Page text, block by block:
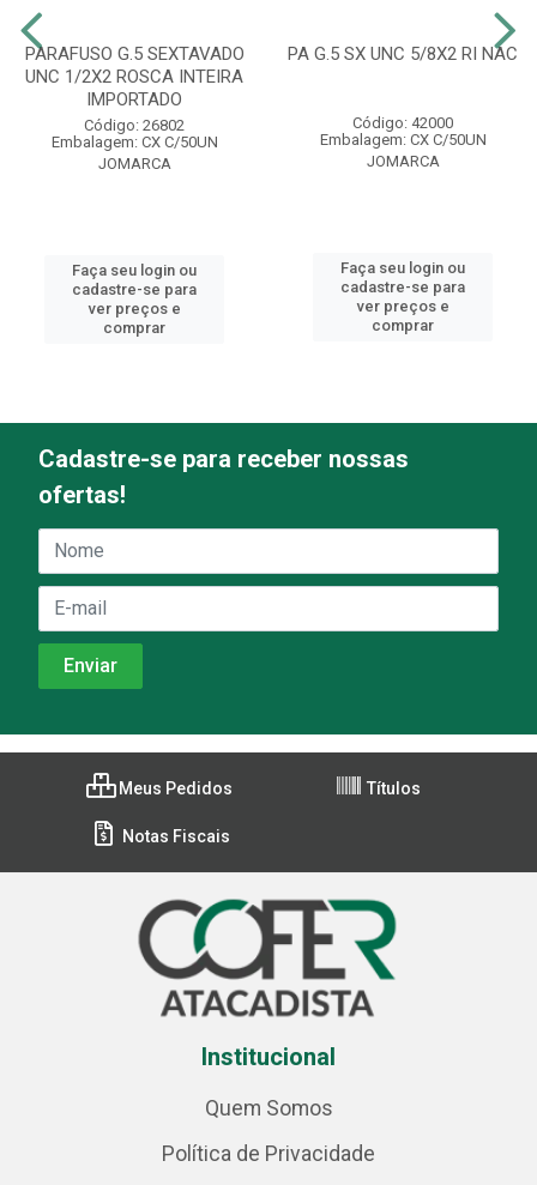
PARAFUSO G.5 SEXTAVADO
UNC 1/2X2 ROSCA INTEIRA
IMPORTADO
Código: 26802
Embalagem: CX C/50UN
JOMARCA
Faça seu login ou
cadastre-se para
ver preços e
comprar
PA G.5 SX UNC 5/8X2 RI NAC
Código: 42000
Embalagem: CX C/50UN
JOMARCA
Faça seu login ou
cadastre-se para
ver preços e
comprar
Cadastre-se para receber nossas
ofertas!
Meus Pedidos Títulos
Notas Fiscais
Institucional
Quem Somos
Política de Privacidade